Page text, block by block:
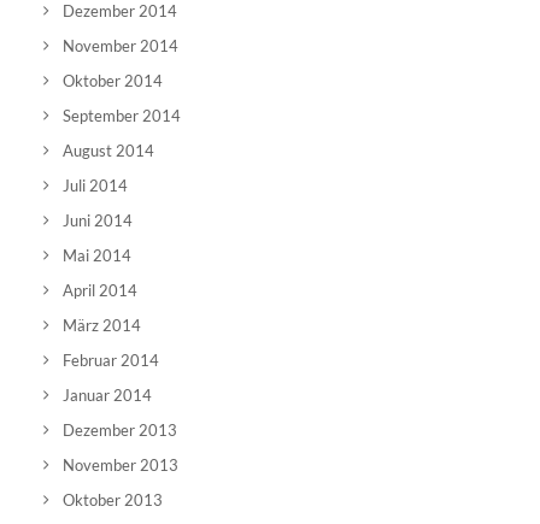
Dezember 2014
November 2014
Oktober 2014
September 2014
August 2014
Juli 2014
Juni 2014
Mai 2014
April 2014
März 2014
Februar 2014
Januar 2014
Dezember 2013
November 2013
Oktober 2013